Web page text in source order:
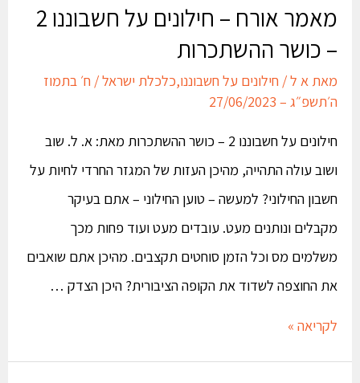
מאמר אורח – חילונים על חשבוננו 2
– כושר ההשתכרות
מאתא ל /חילונים על חשבוננו,כלכלת ישראל/ח׳ בתמוז
ה׳תשפ״ג – 27/06/2023
חילונים על חשבוננו 2 – כושר ההשתכרות מאת: א. ל. שוב
ושוב עולה התהייה, מהיכן העזות של המגזר החרדי לחיות על
חשבון החילוני? למעשה – טוען החילוני – אתם בעיקר
מקבלים ונותנים מעט. עובדים מעט ועוד פחות מכך
משלמים מס וכל הזמן סוחטים תקצבים. מהיכן אתם שואבים
את החוצפה לשדוד את הקופה הציבורית? היכן הצדק …
לקריאה »